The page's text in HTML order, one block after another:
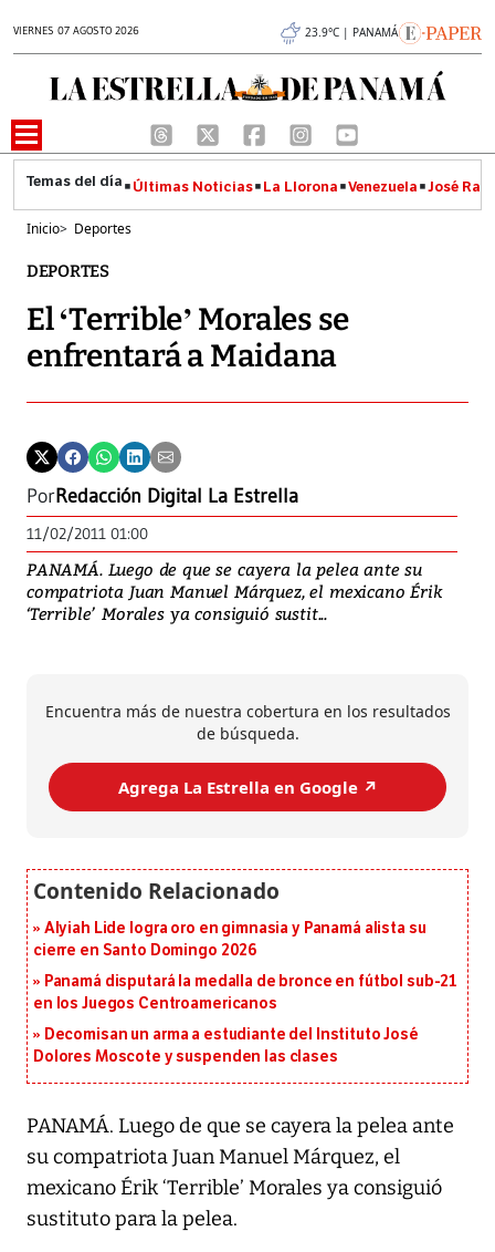
VIERNES 07 AGOSTO 2026 23.9°C | PANAMÁ
Últimas Noticias La Llorona Venezuela José
Inicio> Deportes
DEPORTES
El ‘Terrible’ Morales se
enfrentará a Maidana
PorRedacción Digital La Estrella
11/02/2011 01:00
PANAMÁ. Luego de que se cayera la pelea ante su
compatriota Juan Manuel Márquez, el mexicano Érik
‘Terrible’ Morales ya consiguió sustit...
Encuentra más de nuestra cobertura en los resultados
de búsqueda.
Agrega La Estrella en Google ↗️
Alyiah Lide logra oro en gimnasia y Panamá alista su
cierre en Santo Domingo 2026
Panamá disputará la medalla de bronce en fútbol sub-21
en los Juegos Centroamericanos
Decomisan un arma a estudiante del Instituto José
Dolores Moscote y suspenden las clases
PANAMÁ. Luego de que se cayera la pelea ante
su compatriota Juan Manuel Márquez, el
mexicano Érik ‘Terrible’ Morales ya consiguió
sustituto para la pelea.